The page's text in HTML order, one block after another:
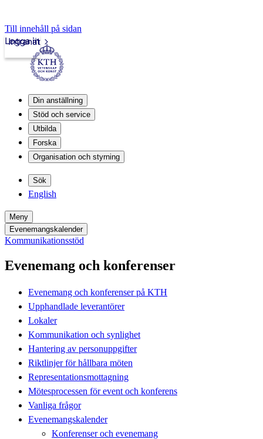
Till innehåll på sidan
Intranät
Logga in
Din anställning
Stöd och service
Utbilda
Forska
Organisation och styrning
Sök
English
Meny
Evenemangskalender
Kommunikationsstöd
Evenemang och konferenser
Evenemang och konferenser på KTH
Upphandlade leverantörer
Lokaler
Kommunikation och synlighet
Hantering av personuppgifter
Riktlinjer för hållbara möten
Representationsmottagning
Mötesprocessen för event och konferens
Vanliga frågor
Evenemangskalender
Konferenser och evenemang